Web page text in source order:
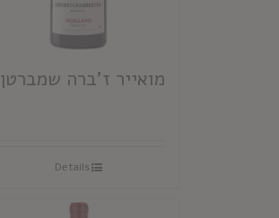
מואייר ז'ברה שמברטן
Details